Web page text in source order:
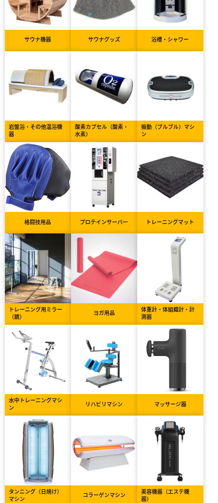
サウナ機器 サウナグッズ 浴槽・シャワー
岩盤浴・その他温浴機
器
酸素カプセル（酸素・
水素）
振動（ブルブル）マシ
ン
格闘技用品 プロテインサーバー トレーニングマット
トレーニング用ミラー
（鏡）
ヨガ用品
体重計・体組織計・計
測器
水中トレーニングマシ
ン
リハビリマシン マッサージ器
タンニング（日焼け）
マシン
コラーゲンマシン
美容機器（エステ機
器）